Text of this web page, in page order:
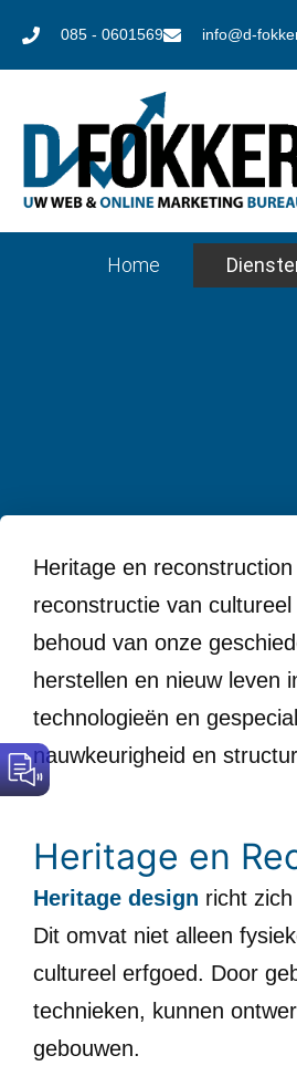
085 - 0601569 info@d-
Home
Heritage en
reconstructie van
behoud van onze
herstellen en nieuw leven
technologieën en
nauwkeurigheid en
Heritage en
Heritage design richt
Dit omvat niet alleen
cultureel erfgoed. Door
technieken, kunnen
gebouwen.